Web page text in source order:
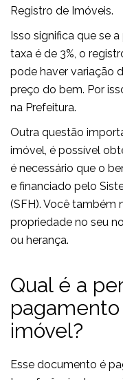
Registro de Imóveis.
Isso significa que se
taxa é de 3%, o
pode haver variação
preço do bem. Por
na Prefeitura.
Outra questão
imóvel, é possível
é necessário que o
e financiado pelo
(SFH). Você também
propriedade no seu
ou herança.
Qual é a
imóvel?
Esse documento é